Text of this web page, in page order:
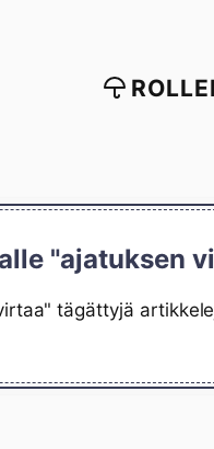
"ajatuksen
tägättyjä